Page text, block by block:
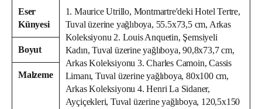
Eser
Künyesi
Boyut
Malzeme
1. Maurice Utrillo, Montmartre'deki Hotel Tertre,
Tuval üzerine yağlıboya, 55.5x73,5 cm, Arkas
Koleksiyonu 2. Louis Anquetin, Şemsiyeli
Kadın, Tuval üzerine yağlıboya, 90,8x73,7 cm,
Arkas Koleksiyonu 3. Charles Camoin, Cassis
Limanı, Tuval üzerine yağlıboya, 80x100 cm,
Arkas Koleksiyonu 4. Henri La Sidaner,
Ayçiçekleri, Tuval üzerine yağlıboya, 120,5x150